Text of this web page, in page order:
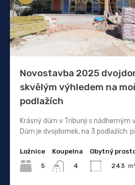
Novostavba 2025
skvělým výhledem na
podlažích
Krásný dům v Tribunji s nádherným
Dům je dvojdomek, na 3 podlažích:
Ložnice
5
Koupelna
4
Obytný
243 m²